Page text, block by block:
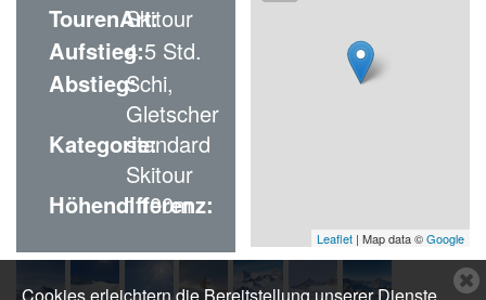
TourenArt:
Skitour
Aufstieg:4.5 Std.
Abstieg:Schi,
Gletscher
Kategorie:standard
Skitour
Höhendifferenz:
1100m
Leaflet | Map data ©Google